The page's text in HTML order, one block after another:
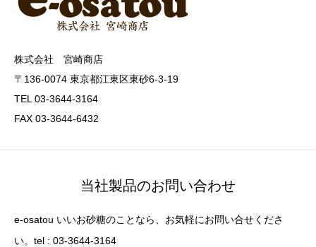
株式会社 宮崎商店
〒136-0074 東京都江東区東砂6-3-19
TEL 03-3644-3164
FAX 03-3644-6432
当社製品のお問い合わせ
e-osatou いいお砂糖のことなら、お気軽にお問い合せくださ
い。tel : 03-3644-3164